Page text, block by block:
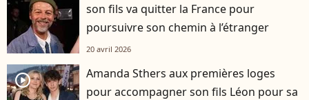
son fils va quitter la France pour
poursuivre son chemin à l’étranger
20 avril 2026
player2
Amanda Sthers aux premières loges
pour accompagner son fils Léon pour sa